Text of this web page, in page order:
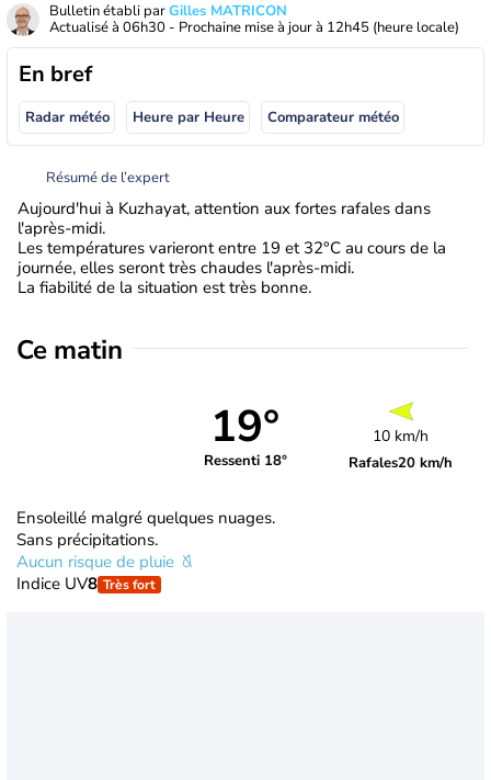
Bulletin établi parGilles MATRICON
Actualisé à 06h30 - Prochaine mise à jour à 12h45 (heure locale)
En bref
Radar météo Heure par Heure Comparateur météo
Résumé de l’expert
Aujourd'hui à Kuzhayat, attention aux fortes rafales dans
l'après-midi.
Les températures varieront entre 19 et 32°C au cours de la
journée, elles seront très chaudes l'après-midi.
La fiabilité de la situation est très bonne.
Ce matin
19°
Ressenti 18°
10 km/h
Rafales20 km/h
Ensoleillé malgré quelques nuages.
Sans précipitations.
Aucun risque de pluie
Indice UV8 Très fort